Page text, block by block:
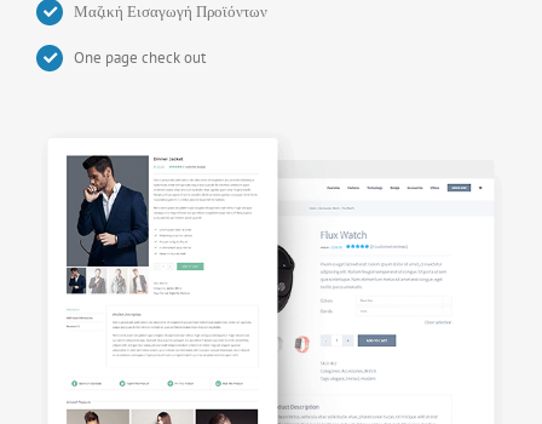
Μαζική Εισαγωγή Προϊόντων
One page check out